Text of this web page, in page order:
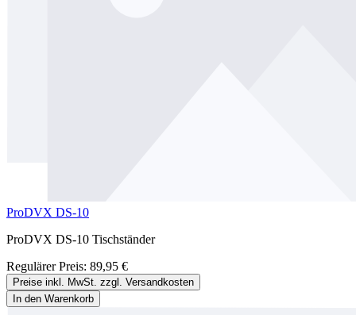
ProDVX DS-10
ProDVX DS-10 Tischständer
Regulärer Preis: 89,95 €
Preise inkl. MwSt. zzgl. Versandkosten
In den Warenkorb